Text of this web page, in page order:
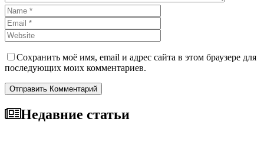
Сохранить моё имя, email и адрес сайта в этом браузере для
последующих моих комментариев.
Отправить Комментарий
Недавние статьи